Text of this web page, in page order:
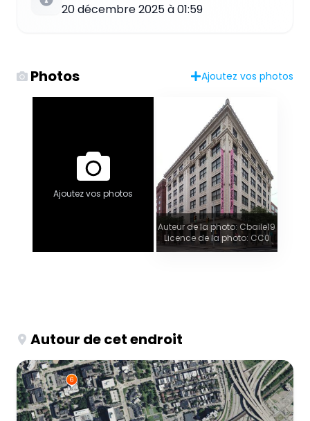
20 décembre 2025 à 01:59
Photos Ajoutez vos photos
Ajoutez vos photos
Auteur de la photo: Cbaile19
Licence de la photo: CC0
Autour de cet endroit